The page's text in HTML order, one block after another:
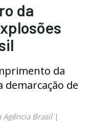
da
da
demarcação de
Agência Brasil|